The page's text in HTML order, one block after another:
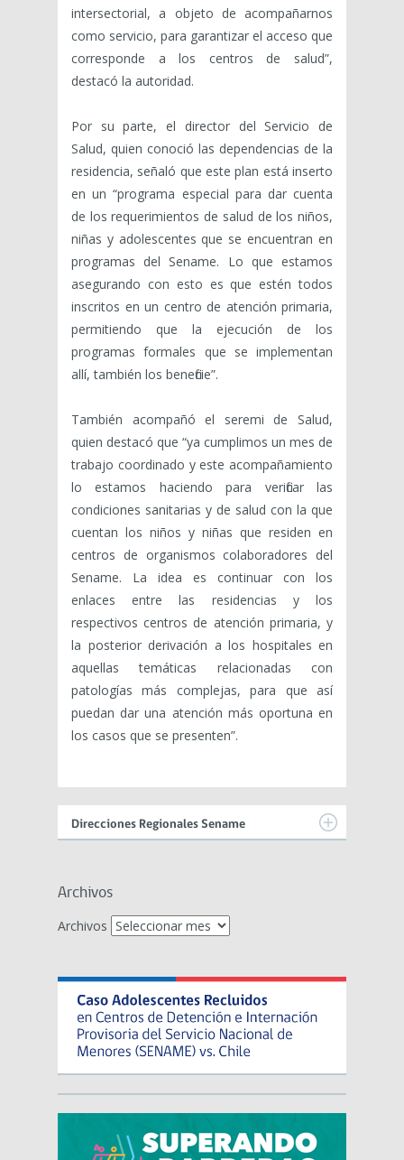
intersectorial, a objeto de acompañarnos
como servicio, para garantizar el acceso que
corresponde a los centros de salud”,
destacó la autoridad.
Por su parte, el director del Servicio de
Salud, quien conoció las dependencias de la
residencia, señaló que este plan está inserto
en un “programa especial para dar cuenta
de los requerimientos de salud de los niños,
niñas y adolescentes que se encuentran en
programas del Sename. Lo que estamos
asegurando con esto es que estén todos
inscritos en un centro de atención primaria,
permitiendo que la ejecución de los
programas formales que se implementan
allí, también los beneficie”.
También acompañó el seremi de Salud,
quien destacó que “ya cumplimos un mes de
trabajo coordinado y este acompañamiento
lo estamos haciendo para verificar las
condiciones sanitarias y de salud con la que
cuentan los niños y niñas que residen en
centros de organismos colaboradores del
Sename. La idea es continuar con los
enlaces entre las residencias y los
respectivos centros de atención primaria, y
la posterior derivación a los hospitales en
aquellas temáticas relacionadas con
patologías más complejas, para que así
puedan dar una atención más oportuna en
los casos que se presenten”.
Direcciones Regionales Sename
Archivos
Archivos